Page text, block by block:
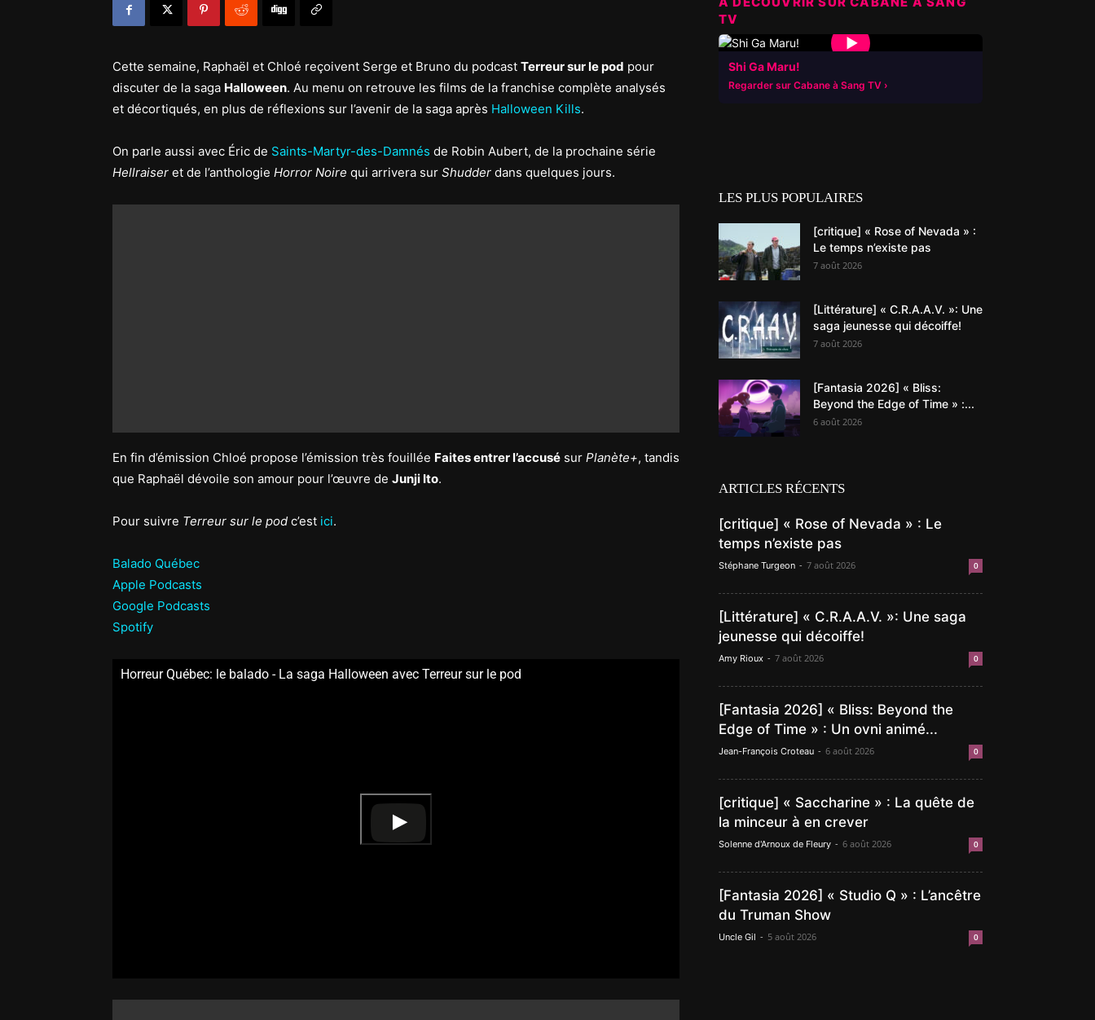
Cette semaine, Raphaël et Chloé reçoivent Serge et Bruno du podcast Terreur sur le pod pour
discuter de la saga Halloween. Au menu on retrouve les films de la franchise complète analysés
et décortiqués, en plus de réflexions sur l’avenir de la saga après Halloween Kills.
On parle aussi avec Éric de Saints-Martyr-des-Damnés de Robin Aubert, de la prochaine série
Hellraiser et de l’anthologie Horror Noire qui arrivera sur Shudder dans quelques jours.
En fin d’émission Chloé propose l’émission très fouillée Faites entrer l’accusé sur Planète+, tandis
que Raphaël dévoile son amour pour l’œuvre de Junji Ito.
Pour suivre Terreur sur le pod c’est ici.
Balado Québec
Apple Podcasts
Google Podcasts
Spotify
Horreur Québec: le balado - La saga Halloween avec Terreur sur le pod
TV
▶
Shi Ga Maru!
Regarder sur Cabane à Sang TV
LES PLUS POPULAIRES
[critique] « Rose of Nevada » :
Le temps n’existe pas
7 août 2026
[Littérature] « C.R.A.A.V. »: Une
saga jeunesse qui décoiffe!
7 août 2026
[Fantasia 2026] « Bliss:
Beyond the Edge of Time » :...
6 août 2026
ARTICLES RÉCENTS
[critique] « Rose of Nevada » : Le
temps n’existe pas
Stéphane Turgeon - 7 août 2026 0
[Littérature] « C.R.A.A.V. »: Une saga
jeunesse qui décoiffe!
Amy Rioux - 7 août 2026 0
[Fantasia 2026] « Bliss: Beyond the
Edge of Time » : Un ovni animé...
Jean-François Croteau - 6 août 2026 0
[critique] « Saccharine » : La quête de
la minceur à en crever
Solenne d'Arnoux de Fleury - 6 août 2026 0
[Fantasia 2026] « Studio Q » : L’ancêtre
du Truman Show
Uncle Gil - 5 août 2026 0